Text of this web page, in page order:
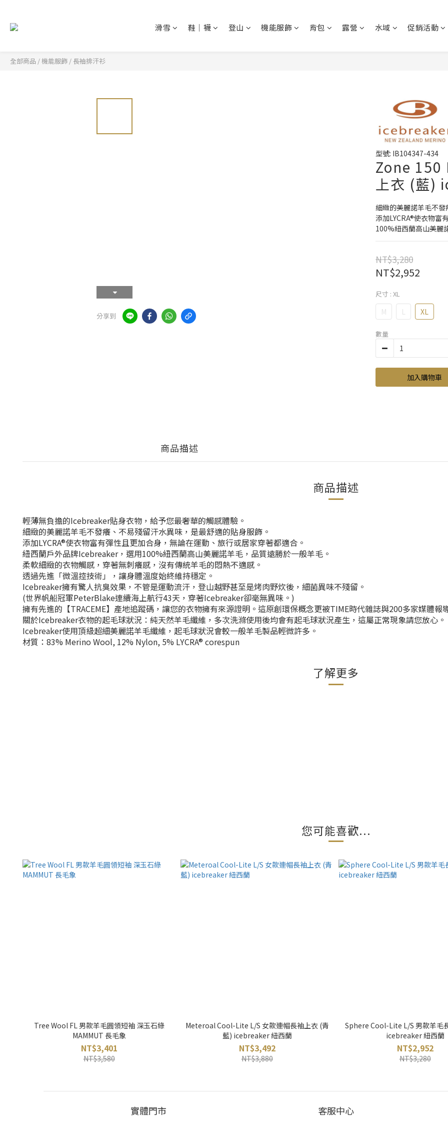
滑雪 鞋│襪 登山 機能服飾 背包 露營 水域 促銷活動
全部商品 /機能服飾 / 長袖排汗衫
分享到
型號: IB104347-434
Zone 150
上衣 (藍)
細緻的美麗諾羊毛不
添加LYCRA®使衣物富
100%紐西蘭高山美麗
NT$3,280
NT$2,952
尺寸 : XL
M L XL
數量
加入購物車
商品描述
商品描述
輕薄無負擔的Icebreaker貼身衣物，給予您最奢華的觸感體驗。
細緻的美麗諾羊毛不發癢、不易殘留汗水異味，是最舒適的貼身服飾。
添加LYCRA®使衣物富有彈性且更加合身，無論在運動、旅行或居家穿著都適合。
紐西蘭戶外品牌Icebreaker，選用100%紐西蘭高山美麗諾羊毛，品質遠勝於一般羊毛。
柔軟細緻的衣物觸感，穿著無刺癢感，沒有傳統羊毛的悶熱不適感。
透過先進「微溫控技術」，讓身體溫度始終維持穩定。
Icebreaker擁有驚人抗臭效果，不管是運動流汗，登山越野甚至是烤肉野炊後，細菌異味不殘留。
(世界帆船冠軍PeterBlake連續海上航行43天，穿著Icebreaker卻毫無異味。)
擁有先進的【TRACEME】產地追蹤碼，讓您的衣物擁有來源證明。這原創環保概念更被TIME時代雜誌與200多家媒體報
關於Icebreaker衣物的起毛球狀況：純天然羊毛纖維，多次洗滌使用後均會有起毛球狀況產生，這屬正常現象請您放心。
Icebreaker使用頂級超細美麗諾羊毛纖維，起毛球狀況會較一般羊毛製品輕微許多。
材質：83% Merino Wool, 12% Nylon, 5% LYCRA® corespun
了解更多
您可能喜歡...
Tree Wool FL 男款羊毛圓領短袖 深玉石綠
MAMMUT 長毛象
NT$3,401
NT$3,580
Meteroal Cool-Lite L/S 女款連帽長袖上衣 (青
藍) icebreaker 紐西蘭
NT$3,492
NT$3,880
Sphere Cool-Lite L/S 男款羊毛
icebreaker 紐西蘭
NT$2,952
NT$3,280
實體門市 客服中心